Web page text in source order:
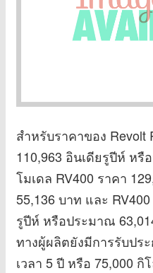
สำหรับราคาของ Revolt
110,963 อินเดียรูปีห์ หรื
โมเดล RV400 ราคา
55,136 บาท และ
รูปีห์ หรือประมาณ
ทางผู้ผลิตยังมีการรับปร
เวลา 5 ปี หรือ 75,000 กิ